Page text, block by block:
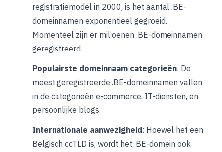
registratiemodel in 2000, is het aantal .BE-
domeinnamen exponentieel gegroeid.
Momenteel zijn er miljoenen .BE-domeinnamen
geregistreerd.
Populairste domeinnaam categorieën: De
meest geregistreerde .BE-domeinnamen vallen
in de categorieën e-commerce, IT-diensten, en
persoonlijke blogs.
Internationale aanwezigheid: Hoewel het een
Belgisch ccTLD is, wordt het .BE-domein ook